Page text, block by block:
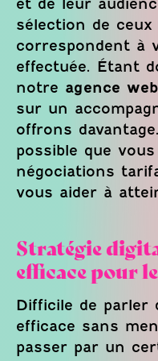
et de leur
sélection de ceux
correspondent à
effectuée. Étant
notre agence
sur un
offrons
possible que
négociations
vous aider à
Stratégie
efficace pour
Difficile de parler
efficace sans
passer par un